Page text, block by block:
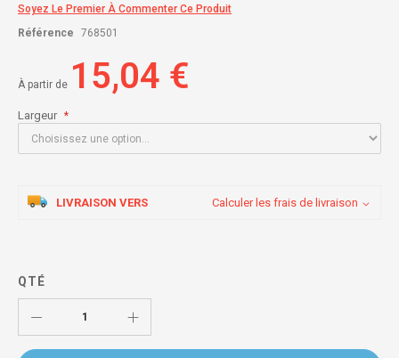
beginning
of
Soyez Le Premier À Commenter Ce Produit
Référence
768501
À partir de 15,04 €
Largeur
LIVRAISON VERS Calculer les frais de livraison
QTÉ